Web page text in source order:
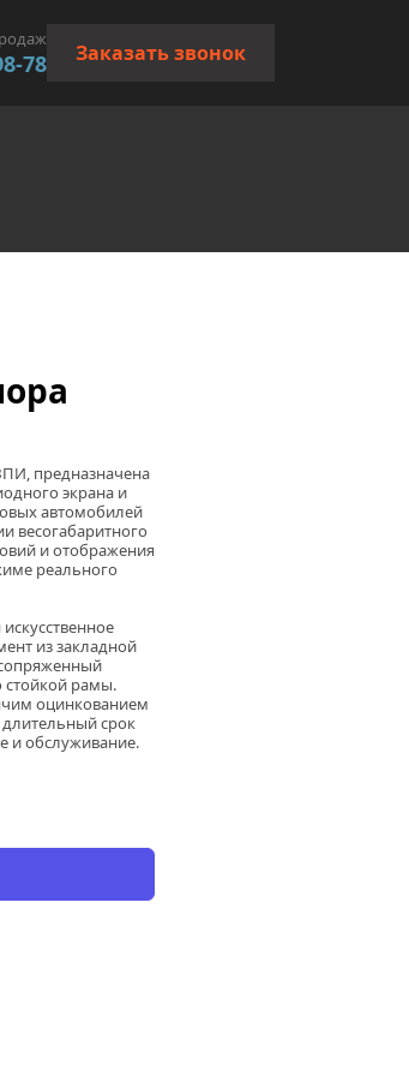
78 Заказать звонок
предназначена
экрана и
автомобилей
весогабаритного
и отображения
реального
из закладной
рамы.
оцинкованием
длительный срок
и обслуживание.